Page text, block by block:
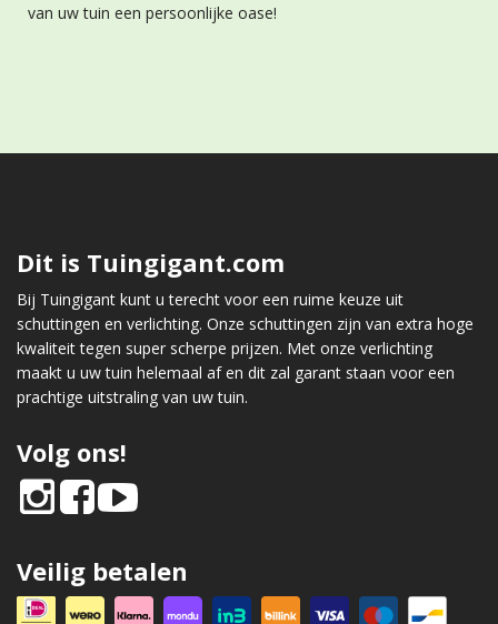
van uw tuin een persoonlijke oase!
Dit is Tuingigant.com
Bij Tuingigant kunt u terecht voor een ruime keuze uit
schuttingen en verlichting. Onze schuttingen zijn van extra hoge
kwaliteit tegen super scherpe prijzen. Met onze verlichting
maakt u uw tuin helemaal af en dit zal garant staan voor een
prachtige uitstraling van uw tuin.
Volg ons!
Veilig betalen